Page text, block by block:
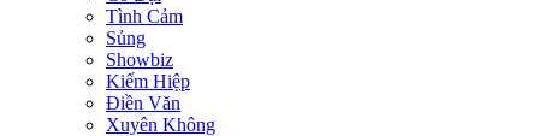
Tình Cảm
Sủng
Showbiz
Kiếm Hiệp
Điền Văn
Xuyên Không